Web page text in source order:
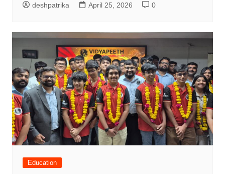
deshpatrika April 25, 2026 0
Education